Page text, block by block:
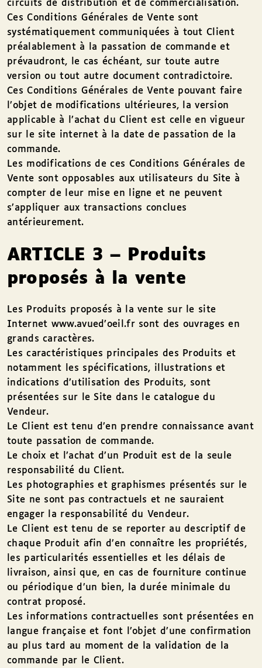
circuits de distribution et de commercialisation.
Ces Conditions Générales de Vente sont
systématiquement communiquées à tout Client
préalablement à la passation de commande et
prévaudront, le cas échéant, sur toute autre
version ou tout autre document contradictoire.
Ces Conditions Générales de Vente pouvant faire
l’objet de modifications ultérieures, la version
applicable à l’achat du Client est celle en vigueur
sur le site internet à la date de passation de la
commande.
Les modifications de ces Conditions Générales de
Vente sont opposables aux utilisateurs du Site à
compter de leur mise en ligne et ne peuvent
s’appliquer aux transactions conclues
antérieurement.
ARTICLE 3 – Produits
proposés à la vente
Les Produits proposés à la vente sur le site
Internet www.avued’oeil.fr sont des ouvrages en
grands caractères.
Les caractéristiques principales des Produits et
notamment les spécifications, illustrations et
indications d’utilisation des Produits, sont
présentées sur le Site dans le catalogue du
Vendeur.
Le Client est tenu d’en prendre connaissance avant
toute passation de commande.
Le choix et l’achat d’un Produit est de la seule
responsabilité du Client.
Les photographies et graphismes présentés sur le
Site ne sont pas contractuels et ne sauraient
engager la responsabilité du Vendeur.
Le Client est tenu de se reporter au descriptif de
chaque Produit afin d’en connaître les propriétés,
les particularités essentielles et les délais de
livraison, ainsi que, en cas de fourniture continue
ou périodique d’un bien, la durée minimale du
contrat proposé.
Les informations contractuelles sont présentées en
langue française et font l’objet d’une confirmation
au plus tard au moment de la validation de la
commande par le Client.